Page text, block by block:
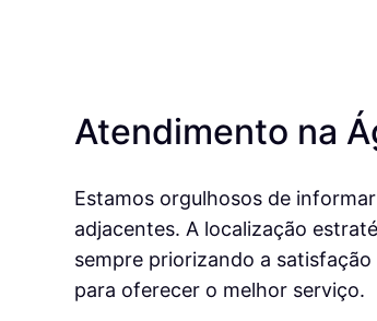
Atendimento na
Estamos orgulhosos de
adjacentes. A localização
sempre priorizando a
para oferecer o melhor serviço.